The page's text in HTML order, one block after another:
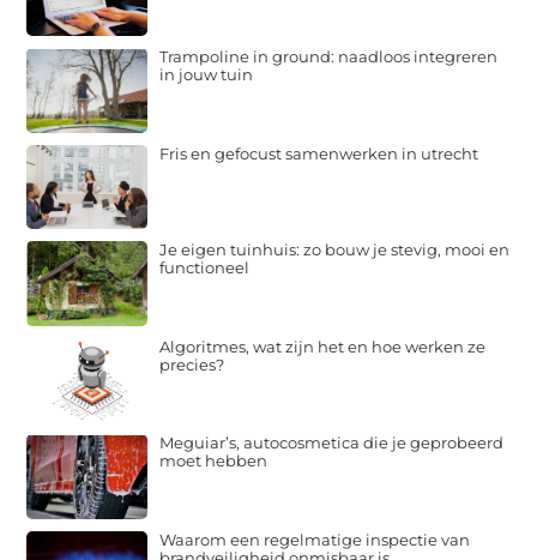
Trampoline in ground: naadloos integreren
in jouw tuin
Fris en gefocust samenwerken in utrecht
Je eigen tuinhuis: zo bouw je stevig, mooi en
functioneel
Algoritmes, wat zijn het en hoe werken ze
precies?
Meguiar’s, autocosmetica die je geprobeerd
moet hebben
Waarom een regelmatige inspectie van